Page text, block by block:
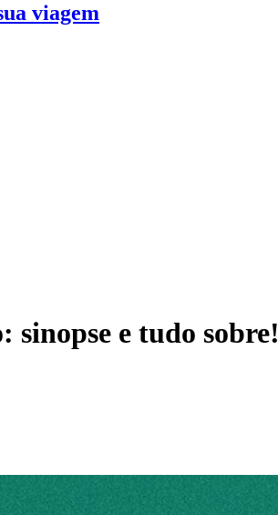
viagem
sinopse e tudo sobre!